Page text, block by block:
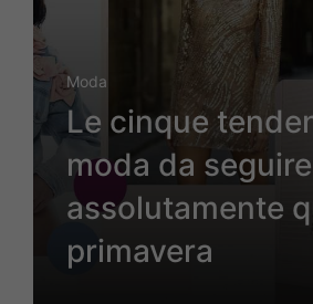
Moda
Le cinque
moda da seguire
assolutamente
primavera